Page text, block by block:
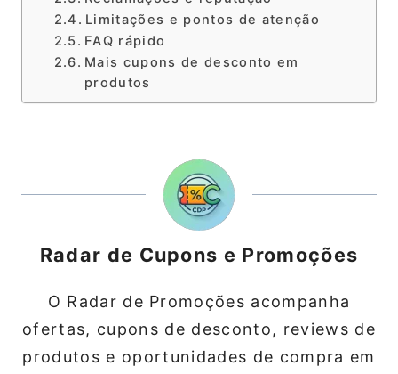
Limitações e pontos de atenção
FAQ rápido
Mais cupons de desconto em
produtos
Radar de Cupons e Promoções
O Radar de Promoções acompanha
ofertas, cupons de desconto, reviews de
produtos e oportunidades de compra em